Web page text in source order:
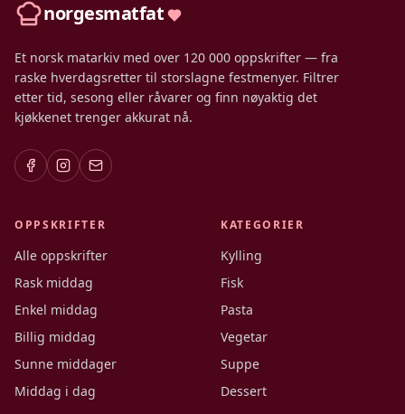
norgesmatfat
Et norsk matarkiv med over 120 000 oppskrifter — fra
raske hverdagsretter til storslagne festmenyer. Filtrer
etter tid, sesong eller råvarer og finn nøyaktig det
kjøkkenet trenger akkurat nå.
OPPSKRIFTER
Alle oppskrifter
Rask middag
Enkel middag
Billig middag
Sunne middager
Middag i dag
KATEGORIER
Kylling
Fisk
Pasta
Vegetar
Suppe
Dessert